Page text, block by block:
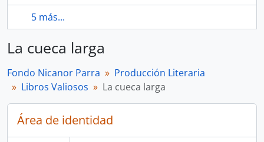
5 más...
La cueca larga
Fondo Nicanor Parra
Producción Literaria
Libros Valiosos
La cueca larga
Área de identidad